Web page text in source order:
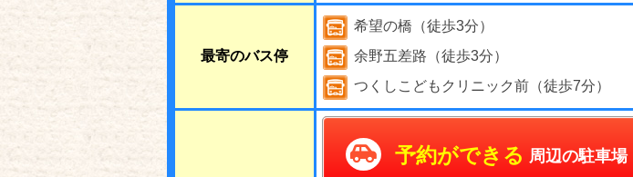
最寄のバス停
希望の橋（徒歩3分）
余野五差路（徒歩3分）
つくしこどもクリニック前（徒歩7分）
予約ができる 周辺の駐車場